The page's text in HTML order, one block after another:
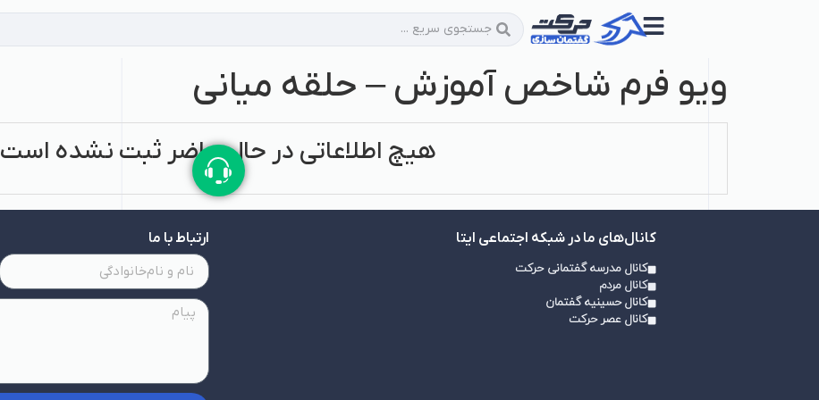
ویو فرم شاخص آموزش – حلقه میانی
هیچ اطلاعاتی در حال حاضر ثبت نشده است
ارتباط با ما کانال‌های ما در شبکه اجتماعی ایتا
کانال مدرسه گفتمانی حرکت
کانال مردم
کانال حسینیه گفتمان
کانال عصر حرکت